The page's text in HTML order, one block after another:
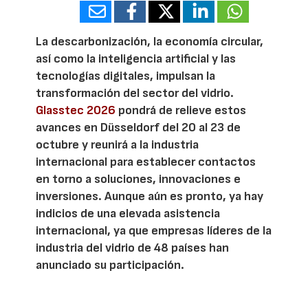
La descarbonización, la economía circular,
así como la inteligencia artificial y las
tecnologías digitales, impulsan la
transformación del sector del vidrio.
Glasstec 2026 pondrá de relieve estos
avances en Düsseldorf del 20 al 23 de
octubre y reunirá a la industria
internacional para establecer contactos
en torno a soluciones, innovaciones e
inversiones. Aunque aún es pronto, ya hay
indicios de una elevada asistencia
internacional, ya que empresas líderes de la
industria del vidrio de 48 países han
anunciado su participación.